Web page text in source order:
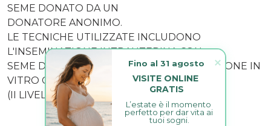
SEME DONATO DA UN
DONATORE ANONIMO.
LE TECNICHE UTILIZZATE INCLUDONO
L'INSEMINAZIONE INTRAUTERINA CON
SEME DONATO (I LIVELLO) E LA FECONDAZIONE IN
VITRO CON SEME DONATO
(II LIVELLO)
VISITE ONLINE
GRATIS
L’estate è il momento
perfetto per dar vita ai
tuoi sogni.
Fino al 31 agosto